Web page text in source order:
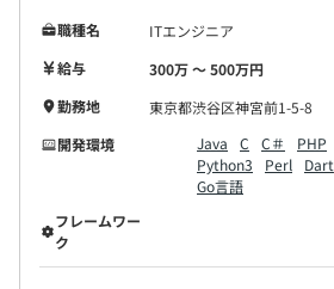
職種名
ITエンジニア
給与
300万 〜 500万円
勤務地
東京都渋谷区神宮前1-5-8
開発環境
Java C C＃ PHP
Python3
Perl Dart
Go言語
フレームワー
ク